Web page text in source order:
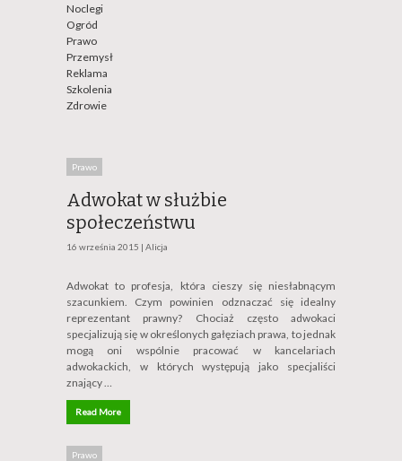
Noclegi
Ogród
Prawo
Przemysł
Reklama
Szkolenia
Zdrowie
Prawo
Adwokat w służbie
społeczeństwu
16 września 2015 | Alicja
Adwokat to profesja, która cieszy się niesłabnącym
szacunkiem. Czym powinien odznaczać się idealny
reprezentant prawny? Chociaż często adwokaci
specjalizują się w określonych gałęziach prawa, to jednak
mogą oni wspólnie pracować w kancelariach
adwokackich, w których występują jako specjaliści
znający …
Read More
Prawo